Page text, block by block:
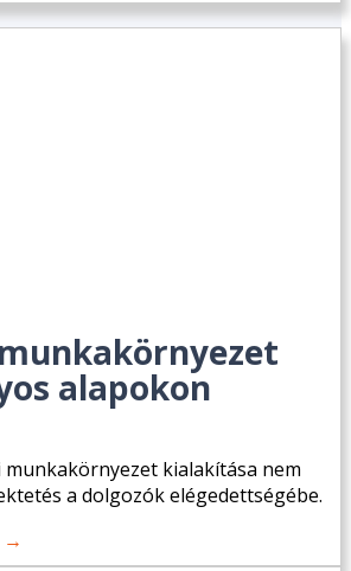
alapokon
kialakítása nem
a dolgozók elégedettségébe.
→